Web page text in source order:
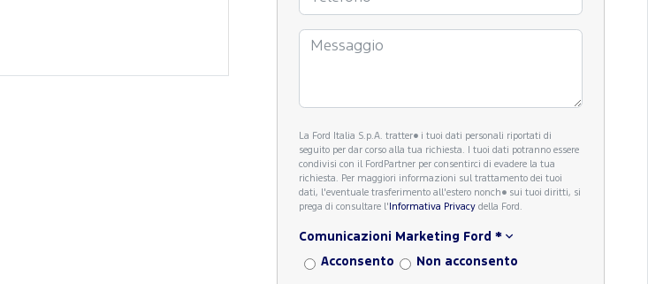
La Ford Italia S.p.A. tratter� i tuoi dati personali riportati di
seguito per dar corso alla tua richiesta. I tuoi dati potranno essere
condivisi con il FordPartner per consentirci di evadere la tua
richiesta. Per maggiori informazioni sul trattamento dei tuoi
dati, l'eventuale trasferimento all'estero nonch� sui tuoi diritti, si
prega di consultare l' Informativa Privacydella Ford.
Comunicazioni Marketing Ford *
Acconsento Non acconsento